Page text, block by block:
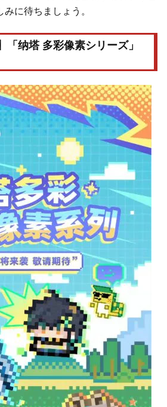
に待ちましょう。
「纳塔 多彩像素シリーズ」